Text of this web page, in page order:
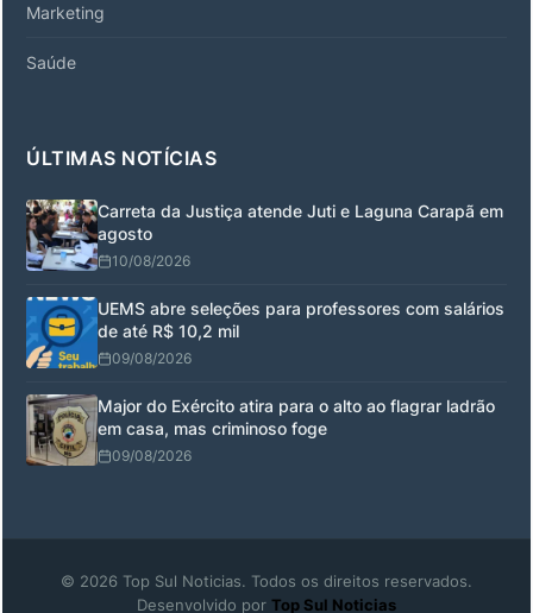
Marketing
Saúde
ÚLTIMAS NOTÍCIAS
Carreta da Justiça atende Juti e Laguna Carapã em
agosto
10/08/2026
UEMS abre seleções para professores com salários
de até R$ 10,2 mil
09/08/2026
Major do Exército atira para o alto ao flagrar ladrão
em casa, mas criminoso foge
09/08/2026
© 2026 Top Sul Noticias. Todos os direitos reservados.
Desenvolvido por Top Sul Noticias